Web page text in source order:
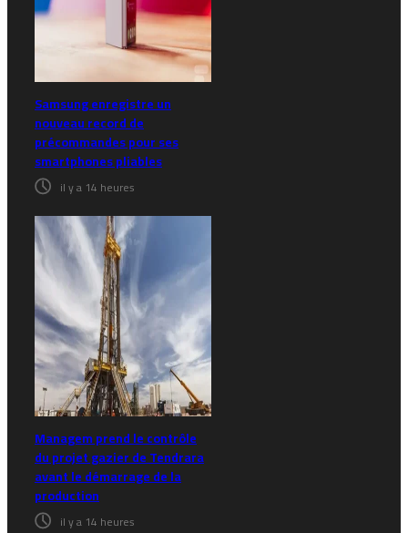
Samsung enregistre un
nouveau record de
précommandes pour ses
smartphones pliables
il y a 14 heures
Managem prend le contrôle
du projet gazier de Tendrara
avant le démarrage de la
production
il y a 14 heures